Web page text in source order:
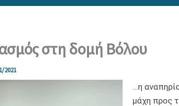
στη δομή Βόλου
2021
…η
μάχη προς